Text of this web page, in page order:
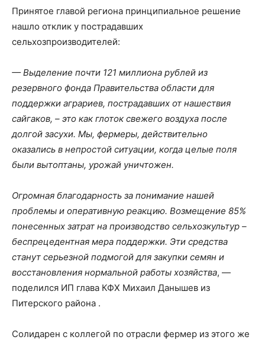
Принятое главой региона принципиальное решение
нашло отклик у пострадавших
сельхозпроизводителей:
— Выделение почти 121 миллиона рублей из
резервного фонда Правительства области для
поддержки аграриев, пострадавших от нашествия
сайгаков, – это как глоток свежего воздуха после
долгой засухи. Мы, фермеры, действительно
оказались в непростой ситуации, когда целые поля
были вытоптаны, урожай уничтожен.
Огромная благодарность за понимание нашей
проблемы и оперативную реакцию. Возмещение 85%
понесенных затрат на производство сельхозкультур –
беспрецедентная мера поддержки. Эти средства
станут серьезной подмогой для закупки семян и
восстановления нормальной работы хозяйства, —
поделился ИП глава КФХ Михаил Данышев из
Питерского района .
Солидарен с коллегой по отрасли фермер из этого же